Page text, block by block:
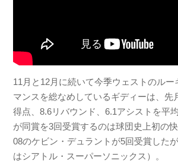
11月と12月に続いて今季ウェストのルー
マンスを総なめしているギディーは、先
得点、8.6リバウンド、6.1アシストを平
が同賞を3回受賞するのは球団史上初の
08のケビン・デュラントが5回受賞した
はシアトル・スーパーソニックス）。